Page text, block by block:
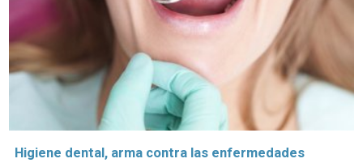
Higiene dental, arma contra las enfermedades